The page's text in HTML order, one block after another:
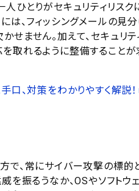
ひとりがセキュリティリス
は、フィッシングメールの
ません。加えて、セキュリ
れるように整備することが
口、対策をわかりやすく解説！
、常にサイバー攻撃の標的
振るうなか、OSやソフトウ